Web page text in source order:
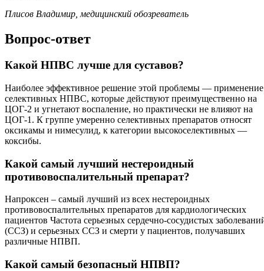
Плисов Владимир, медицинский обозреватель
Вопрос-ответ
Какой НПВС лучше для суставов?
Наиболее эффективное решение этой проблемы — применение
селективных НПВС, которые действуют преимущественно на
ЦОГ-2 и угнетают воспаление, но практически не влияют на
ЦОГ-1. К группе умеренно селективных препаратов относят
оксикамы и нимесулид, к категории высокоселективных —
коксибы.
Какой самый лучший нестероидный
противовоспалительный препарат?
Напроксен – самый лучший из всех нестероидных
противовоспалительных препаратов для кардиологических
пациентов Частота серьезных сердечно-сосудистых
(ССЗ) и серьезных ССЗ и смерти у пациентов, получавших
различные НПВП.
Какой самый безопасный НПВП?